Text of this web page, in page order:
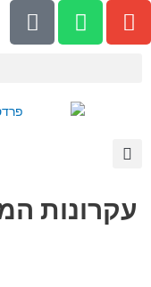
לתוכן
E
n
p
e
W
h
s
a
P
h
עקרונות